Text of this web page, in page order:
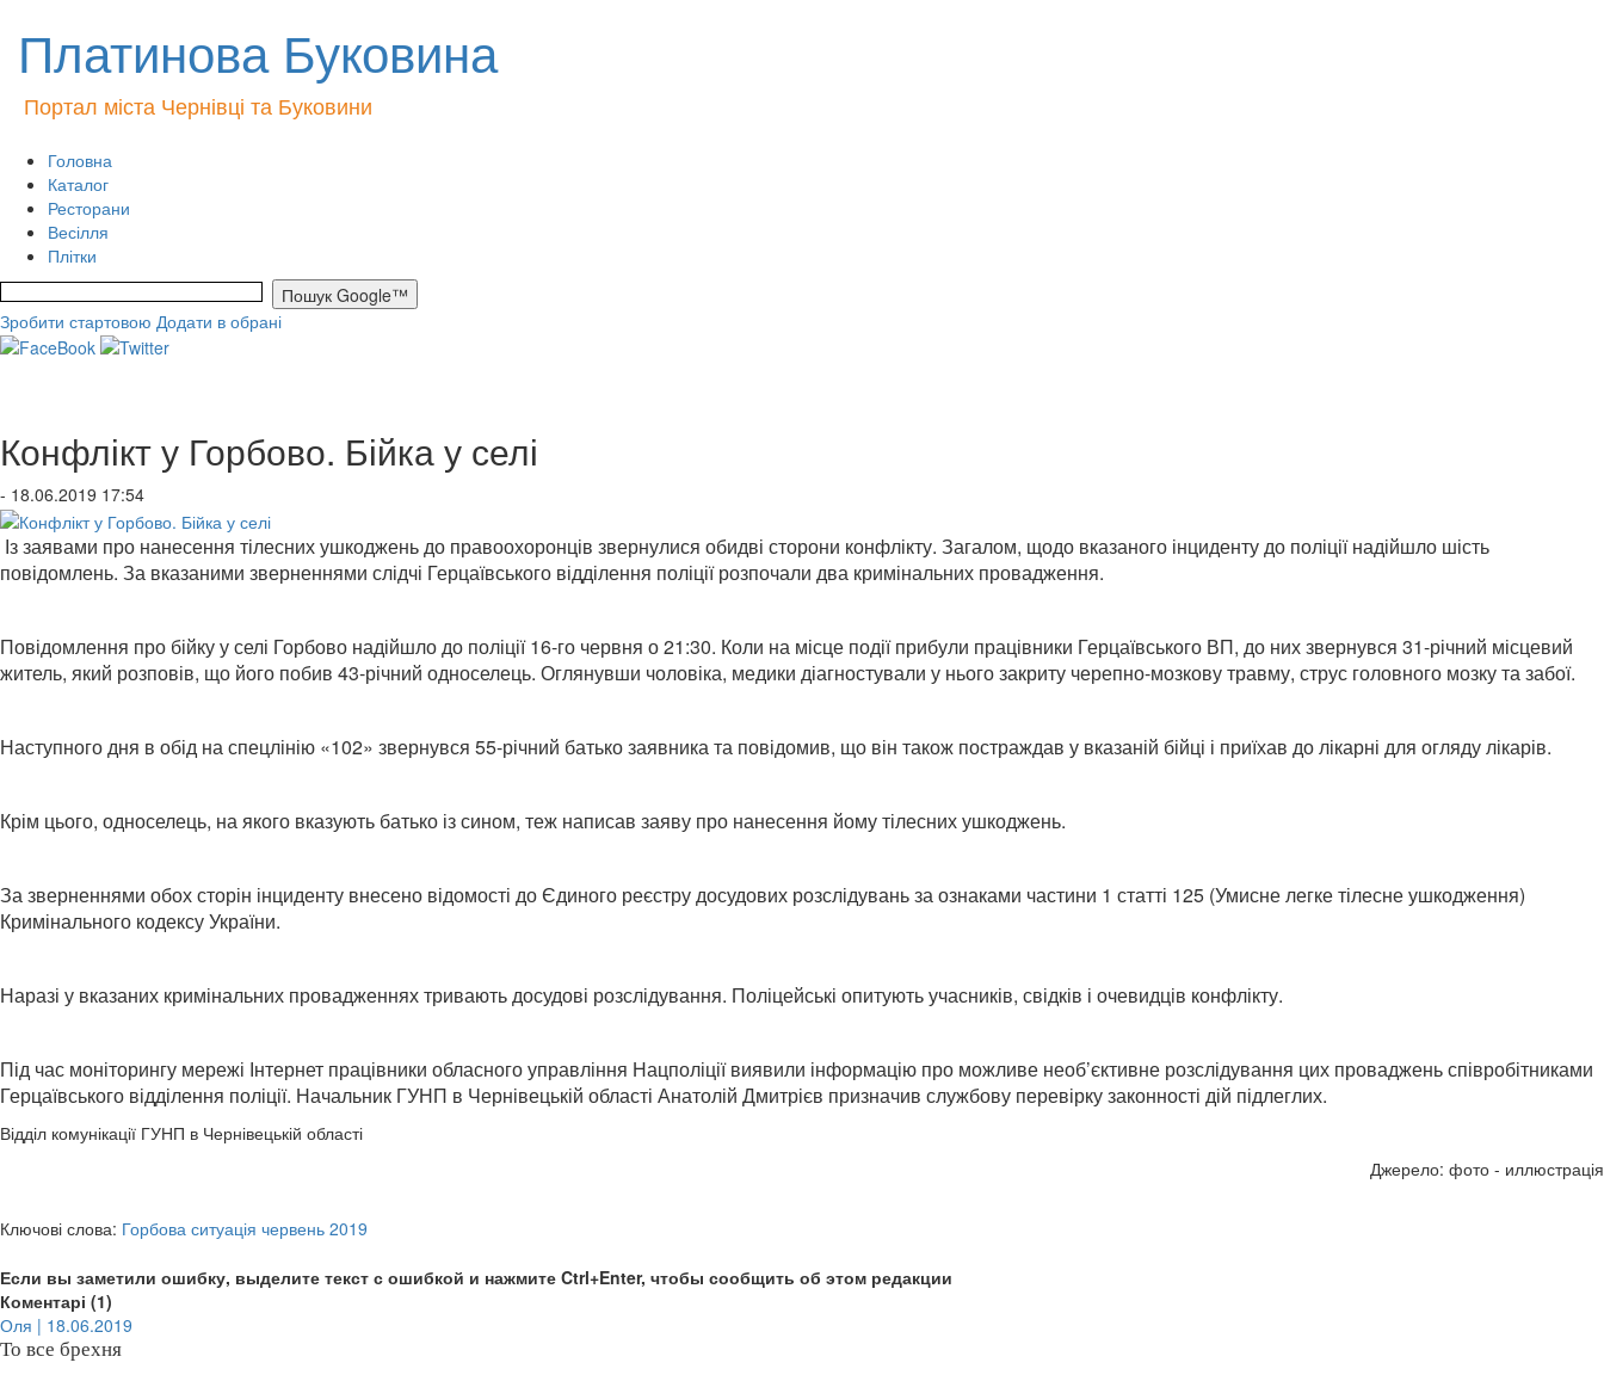
Платинова Буковина
Портал міста Чернівці та Буковини
Головна
Каталог
Ресторани
Весілля
Плітки
Зробити стартовою Додати в обрані
Конфлікт у Горбово. Бійка у селі
- 18.06.2019 17:54
Із заявами про нанесення тілесних ушкоджень до правоохоронців звернулися обидві сторони конфлікту. Загалом, щодо вказаного інциденту до поліції надійшло шість
повідомлень. За вказаними зверненнями слідчі Герцаївського відділення поліції розпочали два кримінальних провадження.
Повідомлення про бійку у селі Горбово надійшло до поліції 16-го червня о 21:30. Коли на місце події прибули працівники Герцаївського ВП, до них звернувся 31-річний місцевий
житель, який розповів, що його побив 43-річний односелець. Оглянувши чоловіка, медики діагностували у нього закриту черепно-мозкову травму, струс головного мозку та забої.
Наступного дня в обід на спецлінію «102» звернувся 55-річний батько заявника та повідомив, що він також постраждав у вказаній бійці і приїхав до лікарні для огляду лікарів.
Крім цього, односелець, на якого вказують батько із сином, теж написав заяву про нанесення йому тілесних ушкоджень.
За зверненнями обох сторін інциденту внесено відомості до Єдиного реєстру досудових розслідувань за ознаками частини 1 статті 125 (Умисне легке тілесне ушкодження)
Кримінального кодексу України.
Наразі у вказаних кримінальних провадженнях тривають досудові розслідування. Поліцейські опитують учасників, свідків і очевидців конфлікту.
Під час моніторингу мережі Інтернет працівники обласного управління Нацполіції виявили інформацію про можливе необ’єктивне розслідування цих проваджень співробітниками
Герцаївського відділення поліції. Начальник ГУНП в Чернівецькій області Анатолій Дмитрієв призначив службову перевірку законності дій підлеглих.
Відділ комунікації ГУНП в Чернівецькій області
Джерело: фото - иллюстрація
Ключові слова: Горбова ситуація червень 2019
Если вы заметили ошибку, выделите текст с ошибкой и нажмите Ctrl+Enter, чтобы сообщить об этом редакции
Коментарі (1)
Оля | 18.06.2019
То все брехня